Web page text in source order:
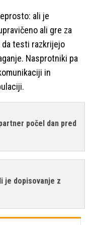
ali je
ali gre za
da testi razkrijejo
Nasprotniki pa
in
počel dan pred
je dopisovanje z